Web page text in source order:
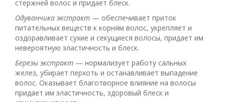
стержней волос и придает блеск.
Одуванчика экстракт — обеспечивает приток
питательных веществ к корням волос, укрепляет и
оздоравливает сухие и секущиеся волосы, придает им
невероятную эластичность и блеск.
Березы экстракт — нормализует работу сальных
желез, убирает перхоть и останавливает выпадение
волос. Оказывает благотворное влияние на волосы
придает им эластичность, здоровый блеск и